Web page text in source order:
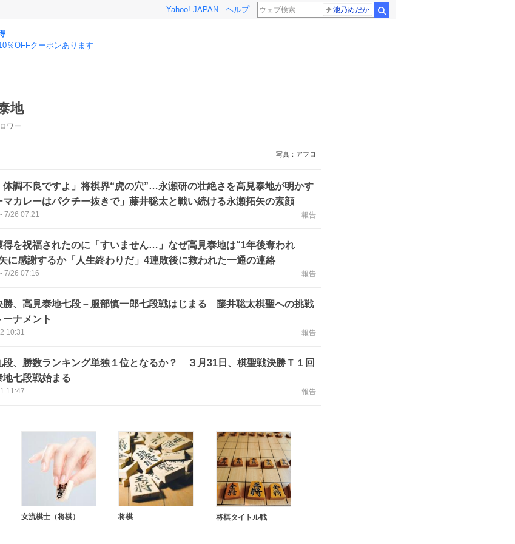
Yahoo! JAPAN ヘルプ 池乃めだか
％OFFクーポンあります
地
ワー
写真：アフロ
体調不良ですよ」将棋界“虎の穴”…永瀬研の壮絶さを高見泰地が明かす
マカレーはパクチー抜きで」藤井聡太と戦い続ける永瀬拓矢の素顔
- 7/26 07:21 報告
得を祝福されたのに「すいません…」なぜ高見泰地は“1年後奪われ
に感謝するか「人生終わりだ」4連敗後に救われた一通の連絡
- 7/26 07:16 報告
勝、高見泰地七段－服部慎一郎七段戦はじまる 藤井聡太棋聖への挑戦
ナメント
10:31 報告
段、勝数ランキング単独１位となるか？ ３月31日、棋聖戦決勝Ｔ１回
地七段戦始まる
11:47 報告
女流棋士（将棋） 将棋 将棋タイトル戦